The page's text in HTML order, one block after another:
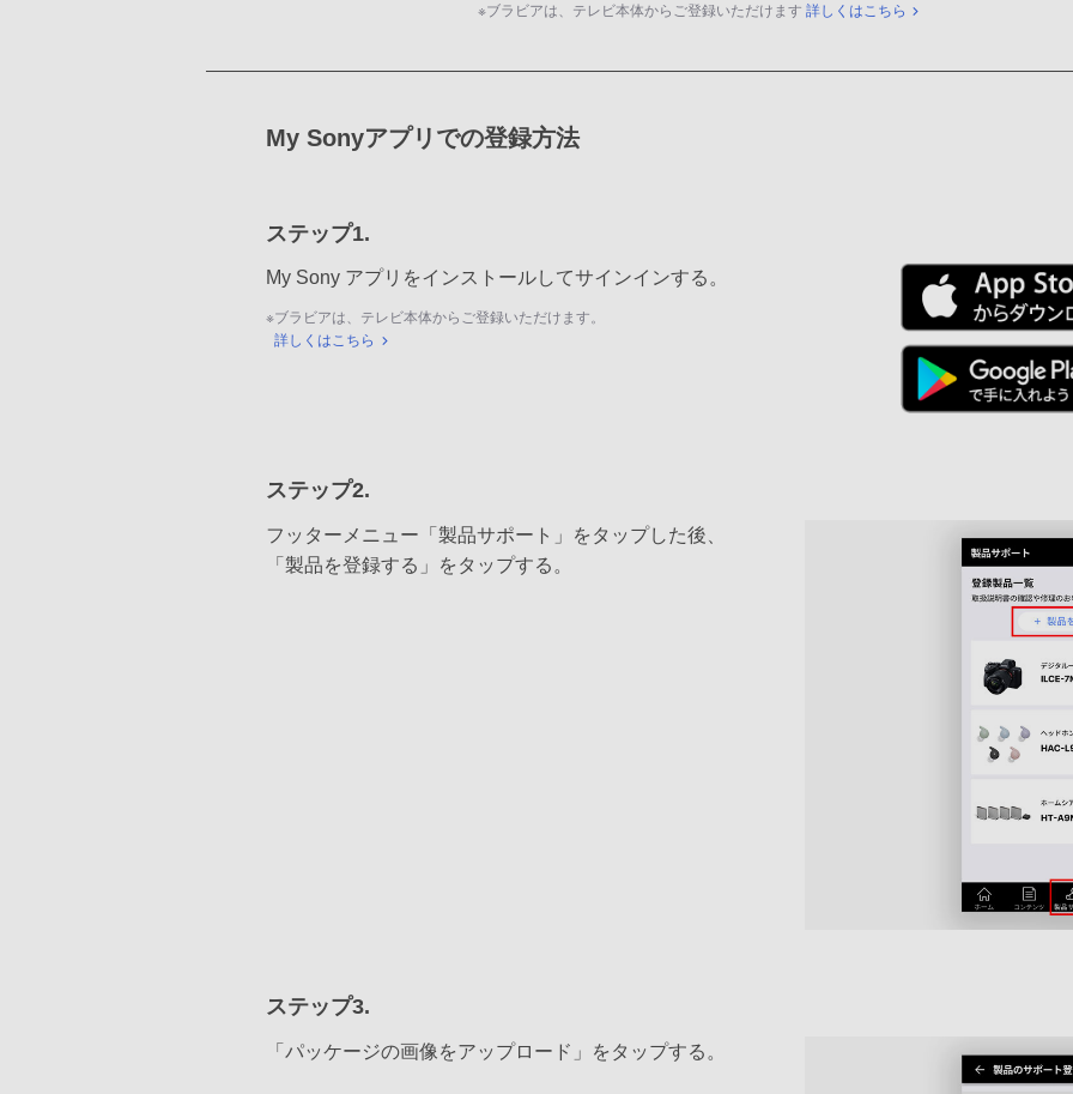
※ブラビアは、テレビ本体からご登録いただけます 詳しくはこちら
My Sonyアプリでの登録方法
ステップ1.
My Sony アプリをインストールしてサインインする。
※ブラビアは、テレビ本体からご登録いただけます。
詳しくはこちら
ステップ2.
フッターメニュー「製品サポート」をタップした後、
「製品を登録する」をタップする。
ステップ3.
「パッケージの画像をアップロード」をタップする。